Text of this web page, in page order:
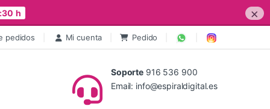
h ×
pedidos Mi cuenta Pedido
Soporte 916 536 900
Email: info@espiraldigital.es